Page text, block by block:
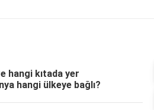
hangi kıtada yer
hangi ülkeye bağlı?